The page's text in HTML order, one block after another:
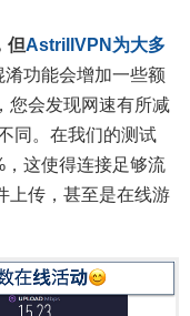
但AstrillVPN为大多
淆功能会增加一些额
您会发现网速有所减
同。在我们的测试
这使得连接足够流
上传，甚至是在线游